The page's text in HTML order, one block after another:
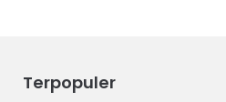
Terpopuler